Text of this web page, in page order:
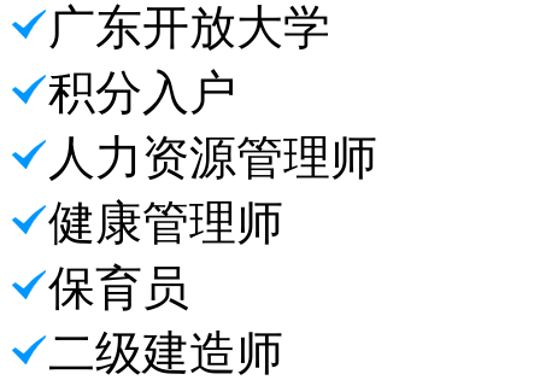
广东开放大学
积分入户
人力资源管理师
健康管理师
保育员
二级建造师